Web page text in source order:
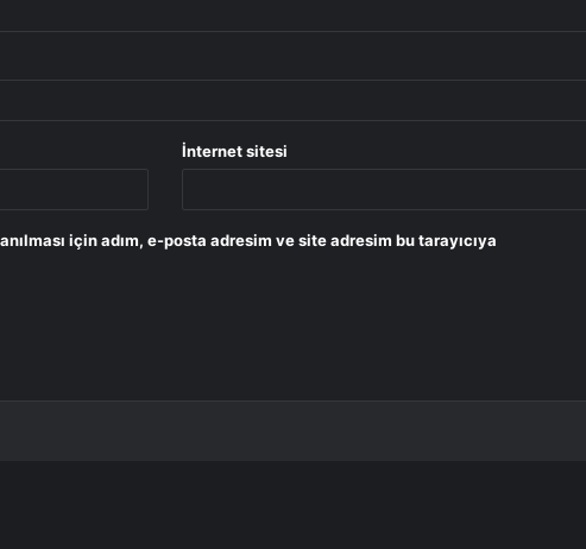
İnternet sitesi
için adım, e-posta adresim ve site adresim bu tarayıcıya